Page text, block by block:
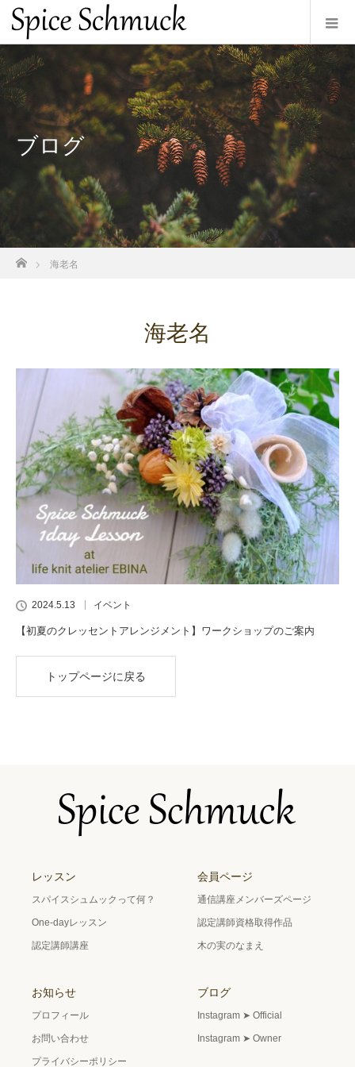
ブログ
ホーム
海老名
海老名
2024.5.13 イベント
【初夏のクレッセントアレンジメント】ワークショップのご案内
トップページに戻る
レッスン
スパイスシュムックって何？
One-dayレッスン
認定講師講座
会員ページ
通信講座メンバーズページ
認定講師資格取得作品
木の実のなまえ
お知らせ
プロフィール
お問い合わせ
プライバシーポリシー
ブログ
Instagram ➤ Official
Instagram ➤ Owner